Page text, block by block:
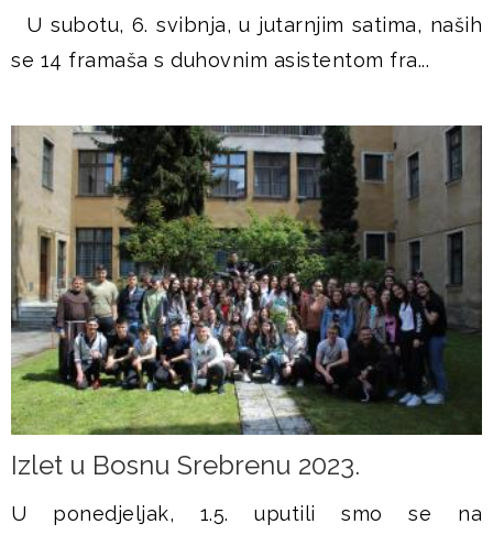
U subotu, 6. svibnja, u jutarnjim satima, naših
se 14 framaša s duhovnim asistentom fra...
Izlet u Bosnu Srebrenu 2023.
U ponedjeljak, 1.5. uputili smo se na